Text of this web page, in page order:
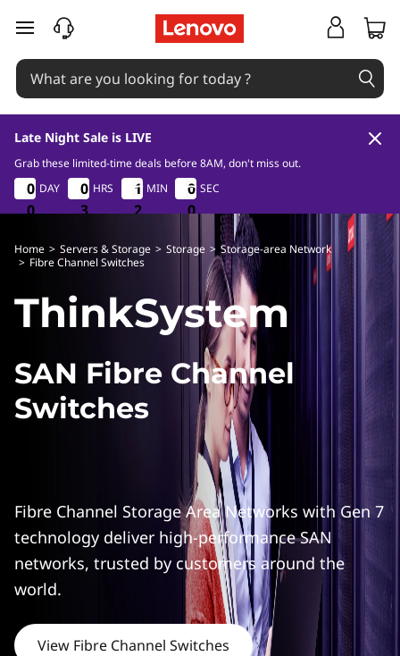
A
N
F
b
e
h
a
e
S
w
skip to main content
Late Night Sale is LIVE
Grab these limited-time deals before 8AM, don't miss out.
0
0
0
0
0
0
0
0
DAY
0
3
0
3
0
3
0
3
HRS
1
1
1
1
1
1
1
1
MIN
5
9
5
8
5
9
5
8
SEC
Home > Servers & Storage > Storage > Storage-area Network
> Fibre Channel Switches
ThinkSystem
SAN Fibre Channel
Switches
Fibre Channel Storage Area Networks with Gen 7
technology deliver high-performance SAN
networks, trusted by customers around the
world.
View Fibre Channel Switches